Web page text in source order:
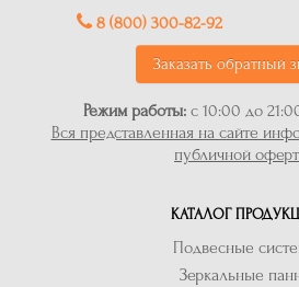
8 (800) 300-82-92
Заказать обратный
Режим работы: с 10:00 до
Вся представленная на сайте
публичной
КАТАЛОГ
Подвесные
Зеркальные